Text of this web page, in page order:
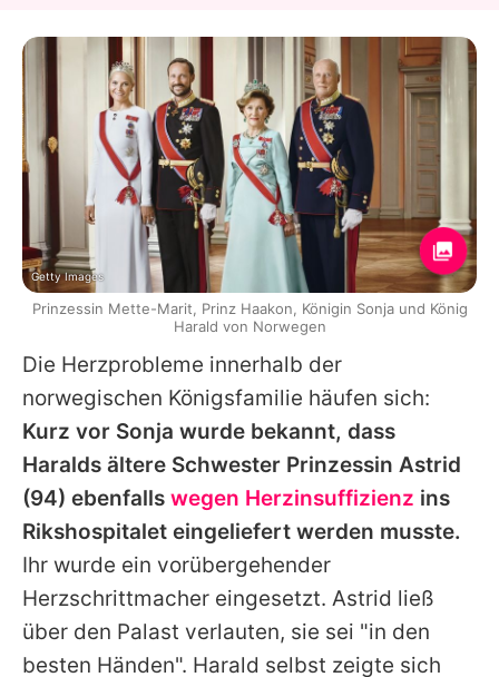
Die Herzprobleme innerhalb der
norwegischen Königsfamilie häufen sich:
Kurz vor Sonja wurde bekannt, dass
Haralds ältere Schwester Prinzessin Astrid
(94) ebenfalls wegen Herzinsuffizienz ins
Rikshospitalet eingeliefert werden musste.
Ihr wurde ein vorübergehender
Herzschrittmacher eingesetzt. Astrid ließ
über den Palast verlauten, sie sei "in den
besten Händen". Harald selbst zeigte sich
Getty Images
Prinzessin Mette-Marit, Prinz Haakon, Königin Sonja und König
Harald von Norwegen